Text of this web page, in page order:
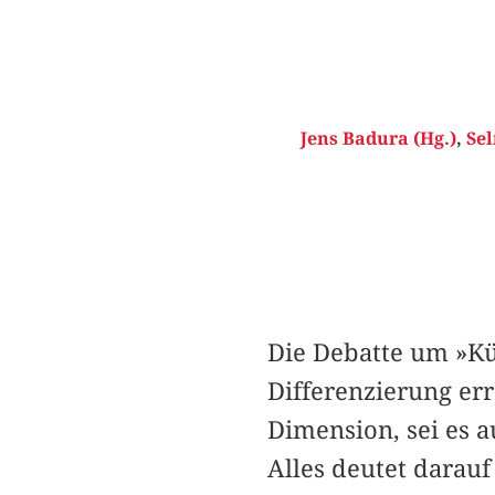
Jens Badura (Hg.),
Die Debatte um
Differenzierung
Dimension, sei es
Alles deutet